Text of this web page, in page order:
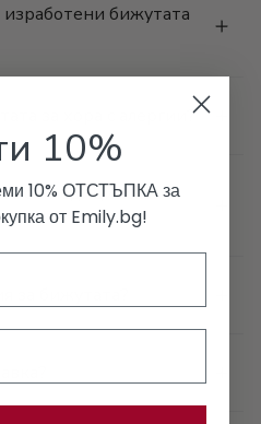
бижутата
за хора с алергии?
от медицинска
10%
10% ОТСТЪПКА за
от Emily.bg!